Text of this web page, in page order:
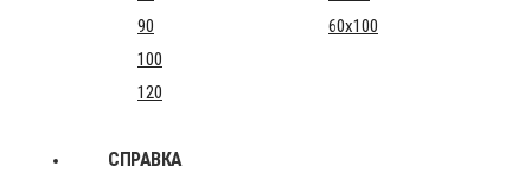
90
60x100
100
120
СПРАВКА